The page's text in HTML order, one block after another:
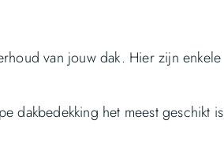
van jouw dak. Hier zijn enkele
dakbedekking het meest geschikt is